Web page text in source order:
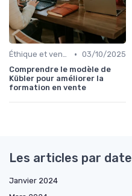
Éthique et vente responsable • 03/10/2025
Comprendre le modèle de
Kübler pour améliorer la
formation en vente
Les articles par date
Janvier 2024